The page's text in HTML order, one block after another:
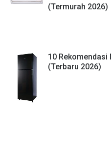
(Termurah 2026)
10 Rekomendasi
(Terbaru 2026)